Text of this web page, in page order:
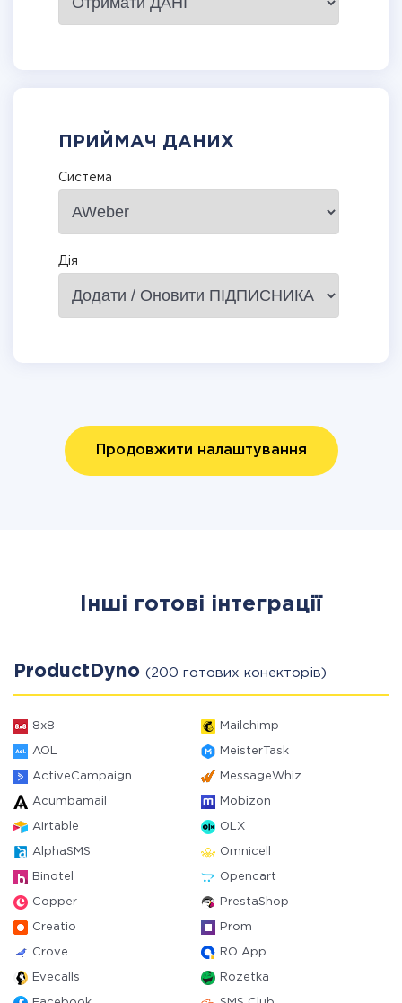
ПРИЙМАЧ ДАНИХ
Система
Дія
Продовжити налаштування
Інші готові інтеграції
ProductDyno (200 готових конекторів)
8x8 Mailchimp
AOL MeisterTask
ActiveCampaign MessageWhiz
Acumbamail Mobizon
Airtable OLX
AlphaSMS Omnicell
Binotel Opencart
Copper PrestaShop
Creatio Prom
Crove RO App
Evecalls Rozetka